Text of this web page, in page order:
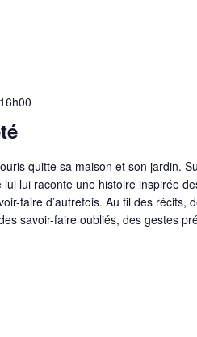
16h00
quitte sa maison et son jardin.
lui lui raconte une histoire inspirée
faire d’autrefois. Au fil des récits,
savoir-faire oubliés, des gestes